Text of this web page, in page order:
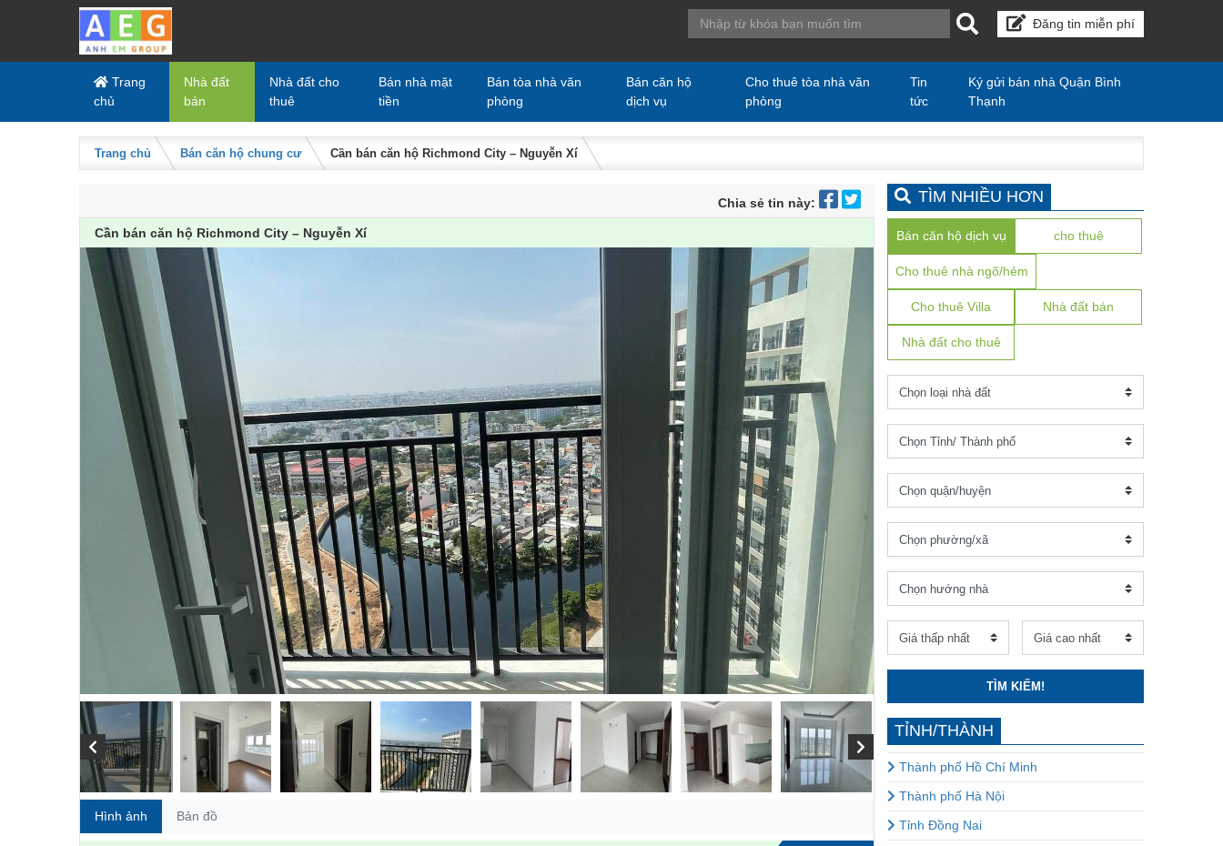
Skip to content
Đăng tin miễn phí
Trang
chủ
Nhà đất
bán
Nhà đất cho
thuê
Bán nhà mặt
tiền
Bán tòa nhà văn
phòng
Bán căn hộ
dịch vụ
Cho thuê tòa nhà văn
phòng
Tin
tức
Ký gửi bán nhà Quận Bình
Thạnh
Trang chủ Bán căn hộ chung cư Cần bán căn hộ Richmond City – Nguyễn Xí
Chia sẻ tin này:
Cần bán căn hộ Richmond City – Nguyễn Xí
Hình ảnh Bản đồ
TÌM NHIỀU HƠN
Bán căn hộ dịch vụ cho thuê
Cho thuê nhà ngõ/hẻm
Cho thuê Villa Nhà đất bán
Nhà đất cho thuê
TÌM KIẾM!
TỈNH/THÀNH
Thành phố Hồ Chí Minh
Thành phố Hà Nội
Tỉnh Đồng Nai